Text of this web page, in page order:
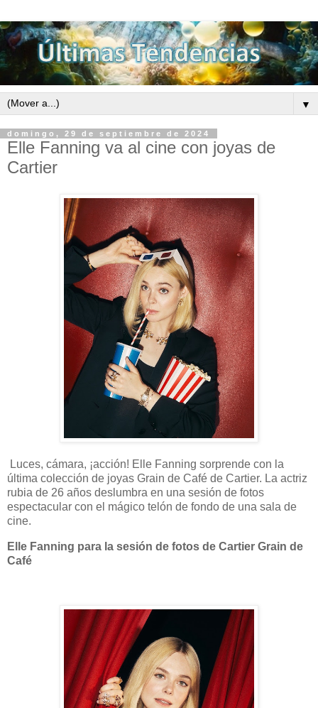
▼
domingo, 29 de septiembre de 2024
Elle Fanning va al cine con joyas de
Cartier
Luces, cámara, ¡acción! Elle Fanning sorprende con la
última colección de joyas Grain de Café de Cartier. La actriz
rubia de 26 años deslumbra en una sesión de fotos
espectacular con el mágico telón de fondo de una sala de
cine.
Elle Fanning para la sesión de fotos de Cartier Grain de
Café